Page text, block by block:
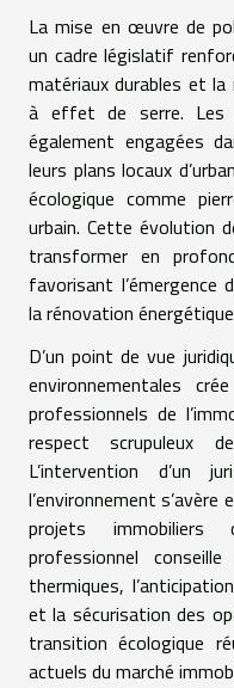
La mise en œuvre de
un cadre législatif
matériaux durables et
à effet de serre. Les
également engagées
leurs plans locaux
écologique comme
urbain. Cette évolution
transformer en
favorisant l’émergence
la rénovation
D’un point de vue
environnementales
professionnels de
respect scrupuleux
L’intervention d’un
l’environnement
projets
professionnel
thermiques,
et la sécurisation des
transition écologique
actuels du marché